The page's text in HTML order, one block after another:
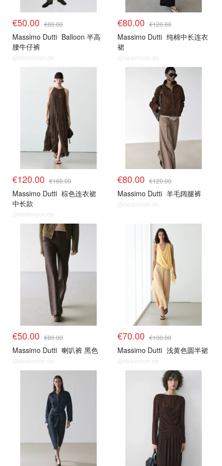
€50.00 €80.00
Massimo Dutti Balloon 半高
腰牛仔裤
@dealmoon.de
€80.00 €120.00
Massimo Dutti 纯棉中长连衣
裙
@dealmoon.de
€120.00 €160.00
Massimo Dutti 棕色连衣裙
中长款
@dealmoon.de
€80.00 €120.00
Massimo Dutti 羊毛阔腿裤
@dealmoon.de
€50.00 €80.00
Massimo Dutti 喇叭裤 黑色
@dealmoon.de
€70.00 €100.00
Massimo Dutti 浅黄色圆半裙
@dealmoon.de